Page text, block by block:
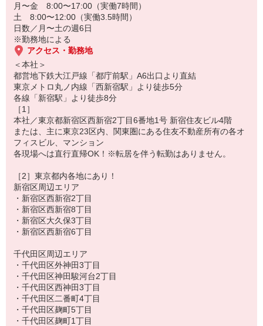
▼業務内容一例
・トイレ清掃
・給湯室清掃
・共用部清掃
・掃除機がけ など
‥ 清掃スタッフは充実の研修制度を通じて安心スタート ‥
◆新人社員研修
洗剤の種類や効能、タオルの持ち方まで基礎から丁寧に指導しま
す。
親切な指導があるので安心。入社研修後も半年毎にフォローアップ
研修有。
月〜金 8:00〜17:00（実働7時間）
土 8:00〜12:00（実働3.5時間）
日数／月〜土の週6日
※勤務地による
アクセス・勤務地
＜本社＞
都営地下鉄大江戸線「都庁前駅」A6出口より直結
東京メトロ丸ノ内線「西新宿駅」より徒歩5分
各線「新宿駅」より徒歩8分
［1］
本社／東京都新宿区西新宿2丁目6番地1号 新宿住友ビル4階
または、主に東京23区内、関東圏にある住友不動産所有の各オ
フィスビル、マンション
各現場へは直行直帰OK！※転居を伴う転勤はありません。
［2］東京都内各地にあり！
新宿区周辺エリア
・新宿区西新宿2丁目
・新宿区西新宿8丁目
・新宿区大久保3丁目
・新宿区西新宿6丁目
千代田区周辺エリア
・千代田区外神田3丁目
・千代田区神田駿河台2丁目
・千代田区西神田3丁目
・千代田区二番町4丁目
・千代田区麹町5丁目
・千代田区麹町1丁目